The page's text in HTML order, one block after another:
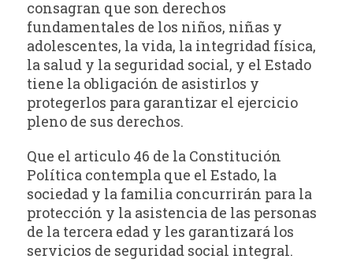
consagran que son derechos
fundamentales de los niños, niñas y
adolescentes, la vida, la integridad física,
la salud y la seguridad social, y el Estado
tiene la obligación de asistirlos y
protegerlos para garantizar el ejercicio
pleno de sus derechos.
Que el articulo 46 de la Constitución
Política contempla que el Estado, la
sociedad y la familia concurrirán para la
protección y la asistencia de las personas
de la tercera edad y les garantizará los
servicios de seguridad social integral.